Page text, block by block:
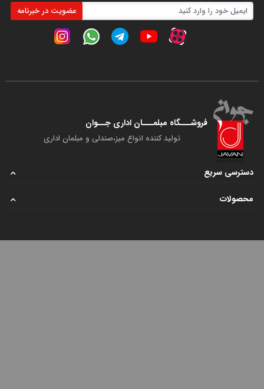
عضویت در خبرنامه
فروشـــگاه مبلمـــان اداری جــوان
تولید کننده انواع میز،صندلی و مبلمان اداری
دسترسی سریع
محصولات